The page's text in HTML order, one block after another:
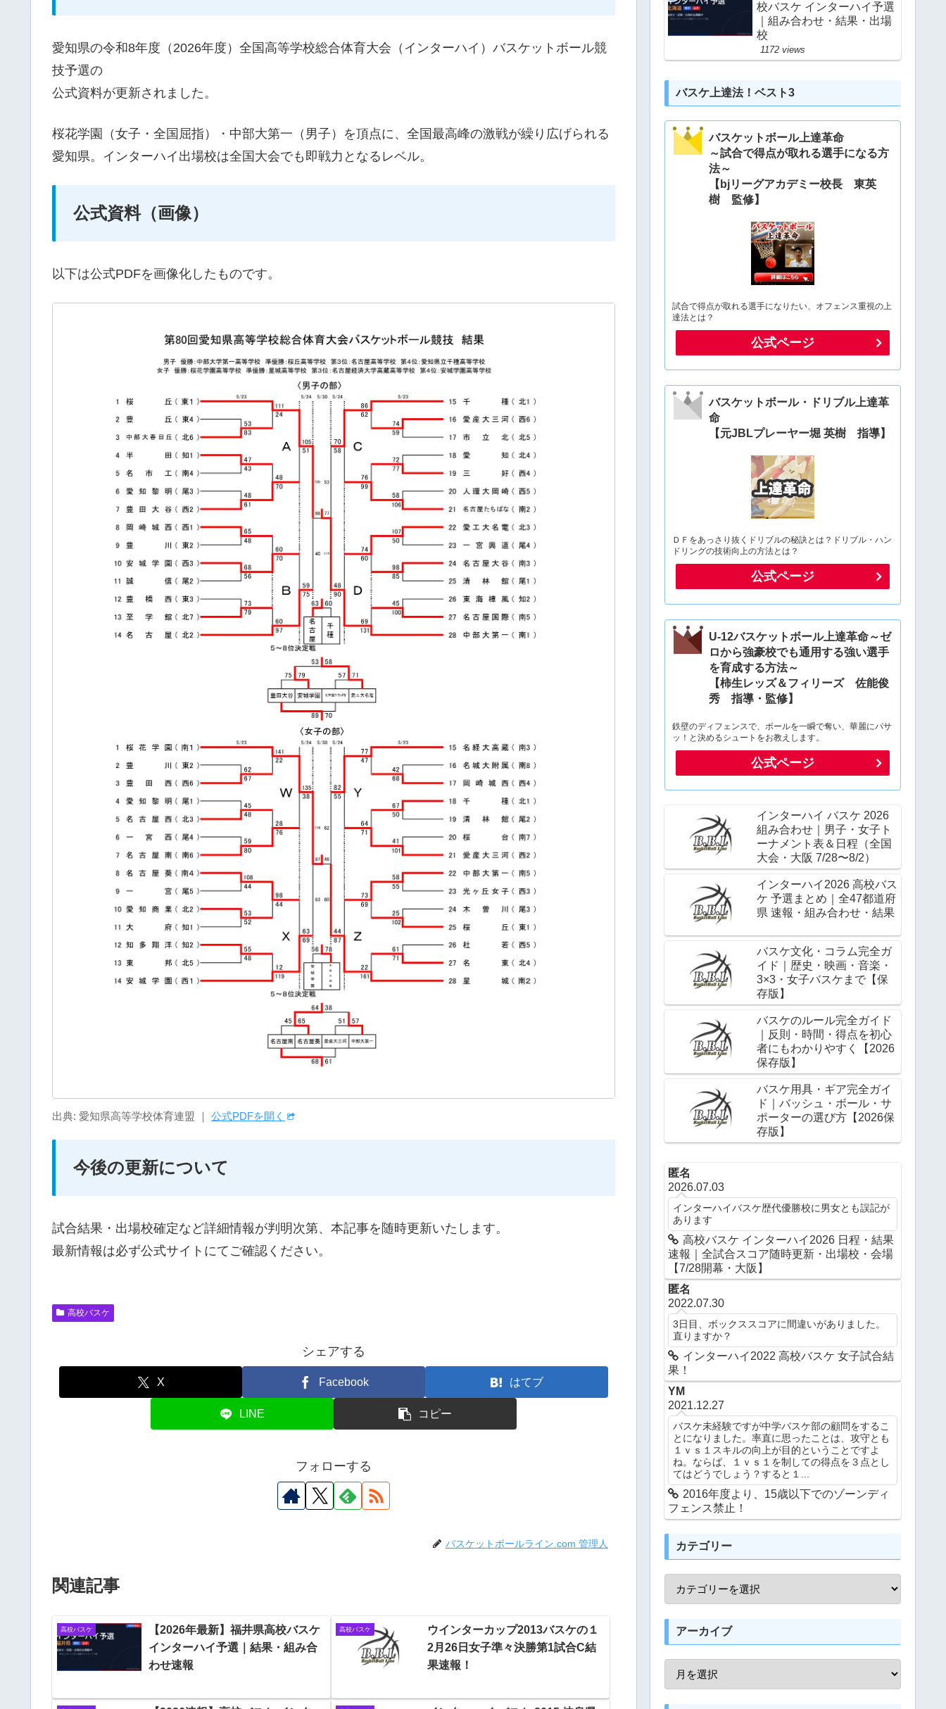
愛知県の令和8年度（2026年度）全国高等学校総合体育大会（インターハイ）バスケットボール競
技予選の
公式資料が更新されました。
桜花学園（女子・全国屈指）・中部大第一（男子）を頂点に、全国最高峰の激戦が繰り広げられる
愛知県。インターハイ出場校は全国大会でも即戦力となるレベル。
公式資料（画像）
以下は公式PDFを画像化したものです。
出典: 愛知県高等学校体育連盟 ｜ 公式PDFを開く
今後の更新について
試合結果・出場校確定など詳細情報が判明次第、本記事を随時更新いたします。
最新情報は必ず公式サイトにてご確認ください。
高校バスケ
シェアする
X Facebook はてブ
LINE コピー
フォローする
バスケットボールライン.com 管理人
関連記事
高校バスケ
【2026年最新】福井県高校バスケ
インターハイ予選｜結果・組み合
わせ速報
高校バスケ
ウインターカップ2013バスケの１
2月26日女子準々決勝第1試合C結
果速報！
校バスケ インターハイ予選
｜組み合わせ・結果・出場
校
1172 views
バスケ上達法！ベスト3
バスケットボール上達革命
～試合で得点が取れる選手になる方
法～
【bjリーグアカデミー校長 東英
樹 監修】
試合で得点が取れる選手になりたい、オフェンス重視の上
達法とは？
公式ページ
バスケットボール・ドリブル上達革
命
【元JBLプレーヤー堀 英樹 指導】
ＤＦをあっさり抜くドリブルの秘訣とは？ドリブル・ハン
ドリングの技術向上の方法とは？
公式ページ
U-12バスケットボール上達革命～ゼ
ロから強豪校でも通用する強い選手
を育成する方法～
【柿生レッズ＆フィリーズ 佐能俊
秀 指導・監修】
鉄壁のディフェンスで、ボールを一瞬で奪い、華麗にパサ
ッ！と決めるシュートをお教えします。
公式ページ
インターハイ バスケ 2026
組み合わせ｜男子・女子ト
ーナメント表＆日程（全国
大会・大阪 7/28〜8/2）
インターハイ2026 高校バス
ケ 予選まとめ｜全47都道府
県 速報・組み合わせ・結果
バスケ文化・コラム完全ガ
イド｜歴史・映画・音楽・
3×3・女子バスケまで【保
存版】
バスケのルール完全ガイド
｜反則・時間・得点を初心
者にもわかりやすく【2026
保存版】
バスケ用具・ギア完全ガイ
ド｜バッシュ・ボール・サ
ポーターの選び方【2026保
存版】
匿名
2026.07.03
インターハイバスケ歴代優勝校に男女とも誤記が
あります
高校バスケ インターハイ2026 日程・結果
速報｜全試合スコア随時更新・出場校・会場
【7/28開幕・大阪】
匿名
2022.07.30
3日目、ボックススコアに間違いがありました。
直りますか？
インターハイ2022 高校バスケ 女子試合結
果！
YM
2021.12.27
バスケ未経験ですが中学バスケ部の顧問をするこ
とになりました。率直に思ったことは、攻守とも
１ｖｓ１スキルの向上が目的ということですよ
ね。ならば、１ｖｓ１を制しての得点を３点とし
てはどうでしょう？すると１...
2016年度より、15歳以下でのゾーンディ
フェンス禁止！
カテゴリー
アーカイブ